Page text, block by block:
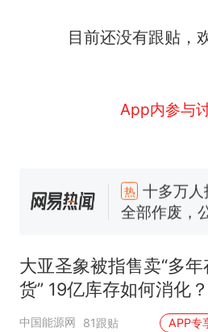
目前还没有跟贴，
App内参与
热 十多万
全部作废，
家，刚改国
国大使骑行
线一圈，还
搬家报价
5060元才肯
了……
视频丨只
大亚圣象被指售卖“多年
货” 19亿库存如何消化？
中国能源网 81跟贴 APP专